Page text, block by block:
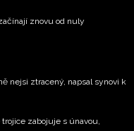
znovu od nuly
nejsi ztracený, napsal synovi k
zabojuje s únavou,